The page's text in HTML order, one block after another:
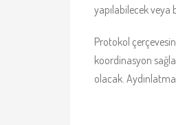
yapılabilecek veya
Protokol
koordinasyon
olacak.